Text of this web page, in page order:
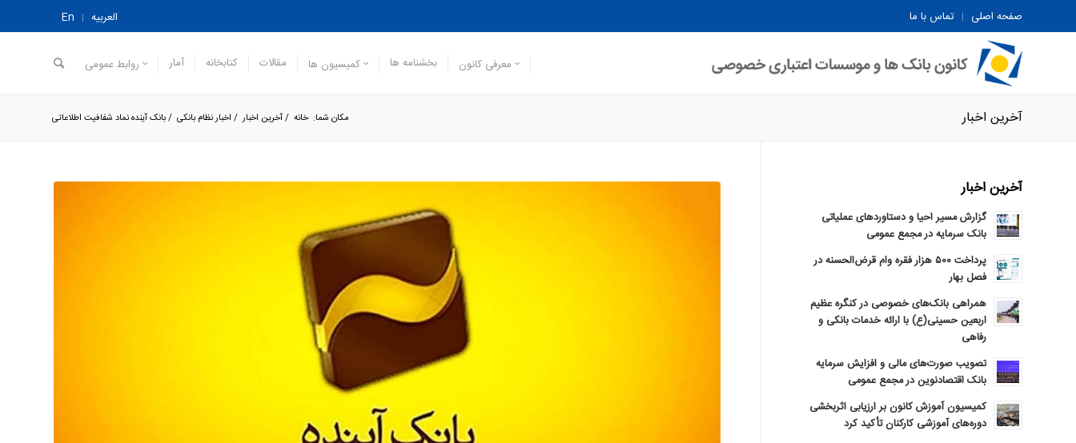
صفحه اصلی تماس با ما العربیه En
معرفی کانون بخشنامه ها کمیسیون ها مقالات کتابخانه آمار روابط عمومی
آخرین اخبار مکان شما: خانه /آخرین اخبار / اخبار نظام بانکی /بانک آینده نماد شفافیت اطلاعاتی
آخرین اخبار
گزارش مسیر احیا و دستاوردهای عملیاتی
بانک سرمایه در مجمع عمومی
پرداخت ۵۰۰ هزار فقره وام قرض‌الحسنه در
فصل بهار
همراهی بانک‌های خصوصی در کنگره عظیم
اربعین حسینی(ع) با ارائه خدمات بانکی و
رفاهی
تصویب صورت‌های مالی و افزایش سرمایه
بانک اقتصادنوین در مجمع عمومی
کمیسیون آموزش کانون بر ارزیابی اثربخشی
دوره‌های آموزشی کارکنان تأکید کرد